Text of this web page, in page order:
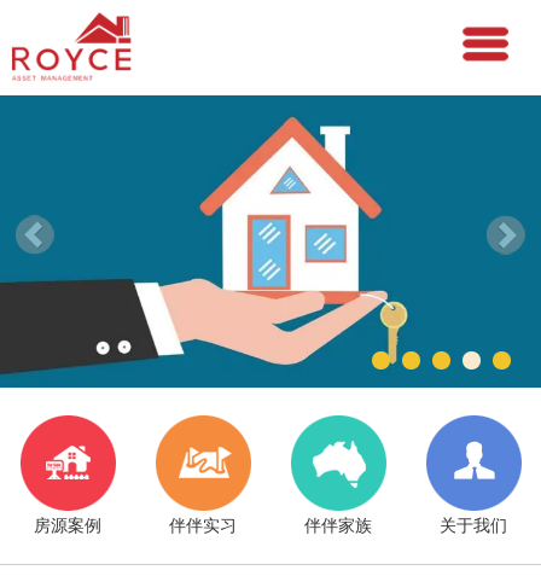
房源案例 伴伴实习 伴伴家族 关于我们